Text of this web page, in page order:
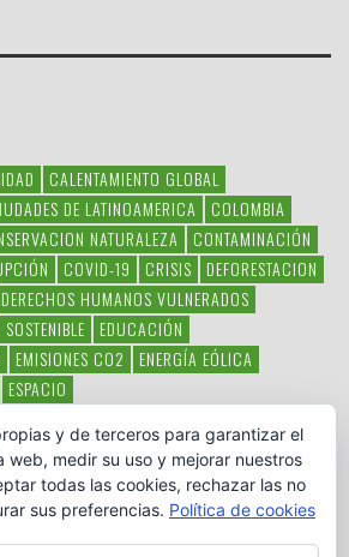
CALENTAMIENTO GLOBAL
DE LATINOAMERICA
COLOMBIA
NATURALEZA
CONTAMINACIÓN
COVID-19 CRISIS
DEFORESTACION
DERECHOS HUMANOS VULNERADOS
EDUCACIÓN
EMISIONES CO2
ENERGÍA EÓLICA
ESPACIO
MEDIO AMBIENTE
MÉXICO
ONGS PAZ POBREZA POESÍA
POLITICA
RSE
SOBERANÍA ALIMENTARIA
TECNOLOGÍA VERTIDO PETROLEO
y de terceros para garantizar el
web, medir su uso y mejorar nuestros
todas las cookies, rechazar las no
sus preferencias. Política de cookies